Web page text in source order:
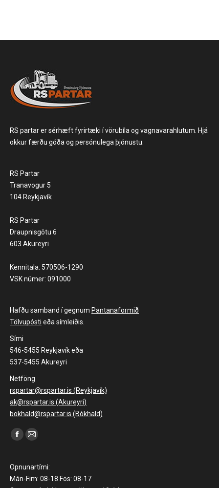
RS partar er sérhæft fyrirtæki í vörubíla og vagnavarahlutum. Hjá
okkur færðu góða og persónulega þjónustu.
RS Partar
Tranavogur 5
104 Reykjavík
RS Partar
Draupnisgötu 6
603 Akureyri
Kennitala: 570506-1290
VSK númer: 091000
Hafðu samband í gegnum Pantanaformið
Tölvupósti eða símleiðis.
Sími
546-5455 Reykjavík eða
537-5455 Akureyri
Netföng
rspartar@rspartar.is (Reykjavík)
ak@rspartar.is (Akureyri)
bokhald@rspartar.is (Bókhald)
Find us on:
Facebook
opens
in
Mail
opens
in
Opnunartími:
Mán-Fim: 08-18 Fös: 08-17